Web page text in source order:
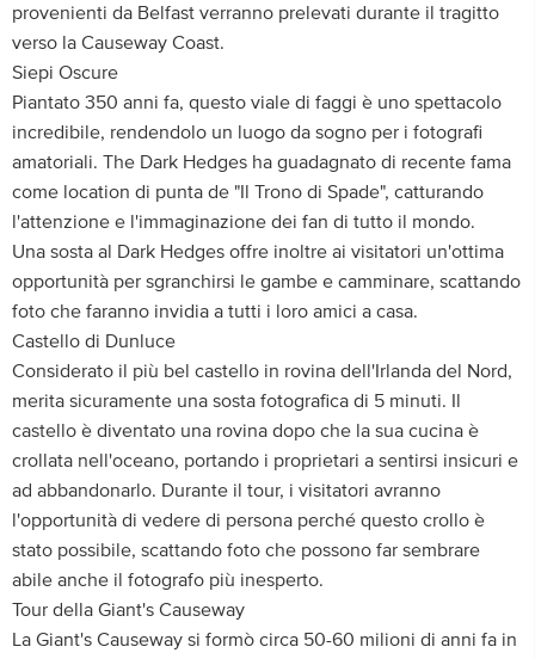
provenienti da Belfast verranno prelevati durante il tragitto
verso la Causeway Coast.
Siepi Oscure
Piantato 350 anni fa, questo viale di faggi è uno spettacolo
incredibile, rendendolo un luogo da sogno per i fotografi
amatoriali. The Dark Hedges ha guadagnato di recente fama
come location di punta de "Il Trono di Spade", catturando
l'attenzione e l'immaginazione dei fan di tutto il mondo.
Una sosta al Dark Hedges offre inoltre ai visitatori un'ottima
opportunità per sgranchirsi le gambe e camminare, scattando
foto che faranno invidia a tutti i loro amici a casa.
Castello di Dunluce
Considerato il più bel castello in rovina dell'Irlanda del Nord,
merita sicuramente una sosta fotografica di 5 minuti. Il
castello è diventato una rovina dopo che la sua cucina è
crollata nell'oceano, portando i proprietari a sentirsi insicuri e
ad abbandonarlo. Durante il tour, i visitatori avranno
l'opportunità di vedere di persona perché questo crollo è
stato possibile, scattando foto che possono far sembrare
abile anche il fotografo più inesperto.
Tour della Giant's Causeway
La Giant's Causeway si formò circa 50-60 milioni di anni fa in